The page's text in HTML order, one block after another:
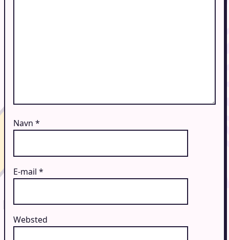
Navn *
E-mail *
Websted